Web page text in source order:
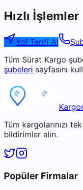
Hızlı İşlemler
Yol Tarifi Al
Tüm Sürat Kargo
şubeleri sayfasını
Tüm kargolarınızı
bildirimler alın.
Popüler Firmalar